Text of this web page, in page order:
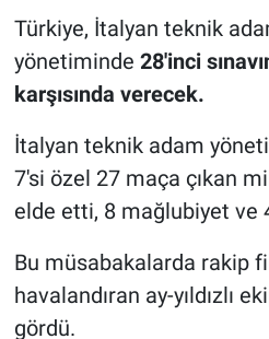
Türkiye, İtalyan teknik
yönetiminde 28'inci
karşısında verecek.
İtalyan teknik adam
7'si özel 27 maça çıkan
elde etti, 8 mağlubiyet ve
Bu müsabakalarda rakip
havalandıran ay-yıldızlı
gördü.